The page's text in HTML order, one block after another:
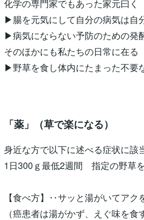
度8時間加温しつづけ発酵させて 酵素をつくり
しくなれるまでは10分おき それから徐々に間
新生児をそだてる母の授乳期のように片時も
け 酵素の状態を観察予測していきます加温状
ざまな条件や目には見えない不思議な要素が
格はいただけず、ここ至るには何度も何度も修
旨味と甘みが感じられました喉を通ると
化学の専門家でもあった家元曰く
▶腸を元気にして自分の病気は自
▶病気にならない予防のための発
そのほかにも私たちの日常に在る
▶野草を食し体内にたまった不要
「薬」（草で楽になる）
身近な方で以下に述べる症状に該
1日300ｇ最低2週間 指定の野草
【食べ方】‥サッと湯がいてアク
（癌患者は湯がかず、えぐ味を食